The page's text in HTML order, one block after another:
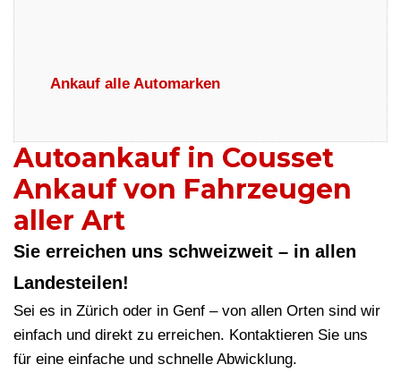
Ankauf alle Automarken
Autoankauf in Cousset
Ankauf von Fahrzeugen
aller Art
Sie erreichen uns schweizweit – in allen
Landesteilen!
Sei es in Zürich oder in Genf – von allen Orten sind wir
einfach und direkt zu erreichen. Kontaktieren Sie uns
für eine einfache und schnelle Abwicklung.